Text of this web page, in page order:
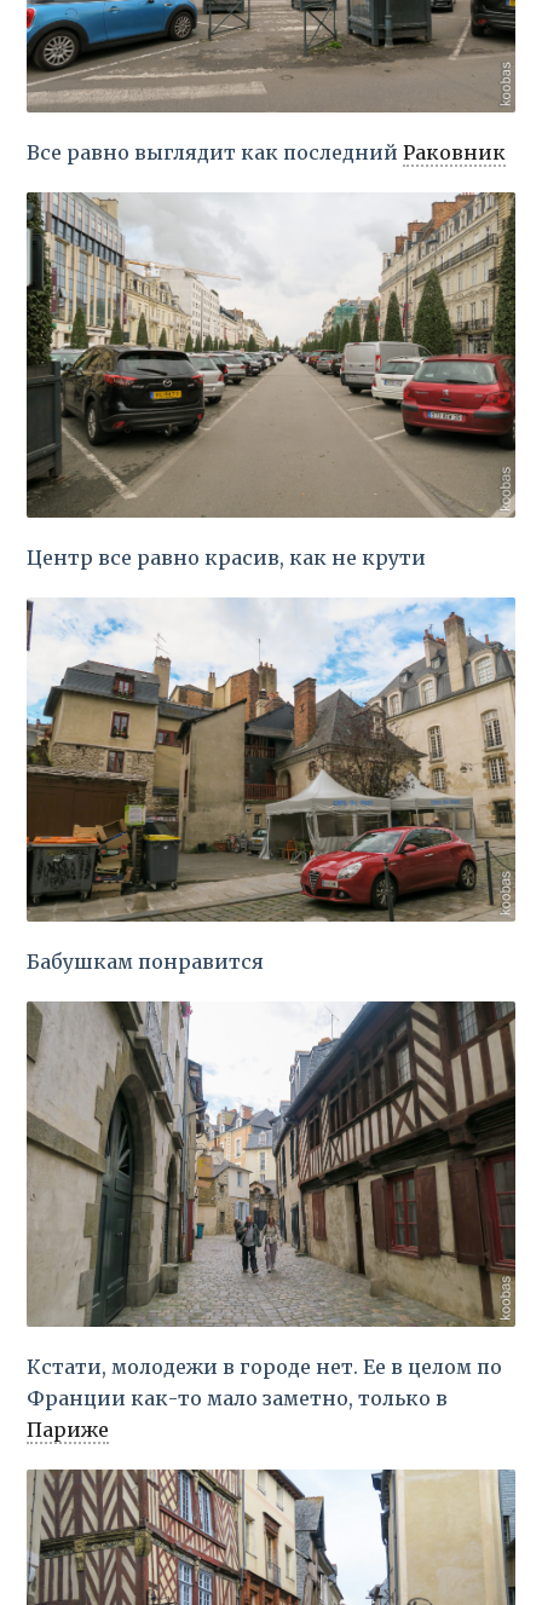
Все равно выглядит как последнийРаковник
Центр все равно красив, как не крути
Бабушкам понравится
Кстати, молодежи в городе нет. Ее в целом по
Франции как-то мало заметно, только в
Париже